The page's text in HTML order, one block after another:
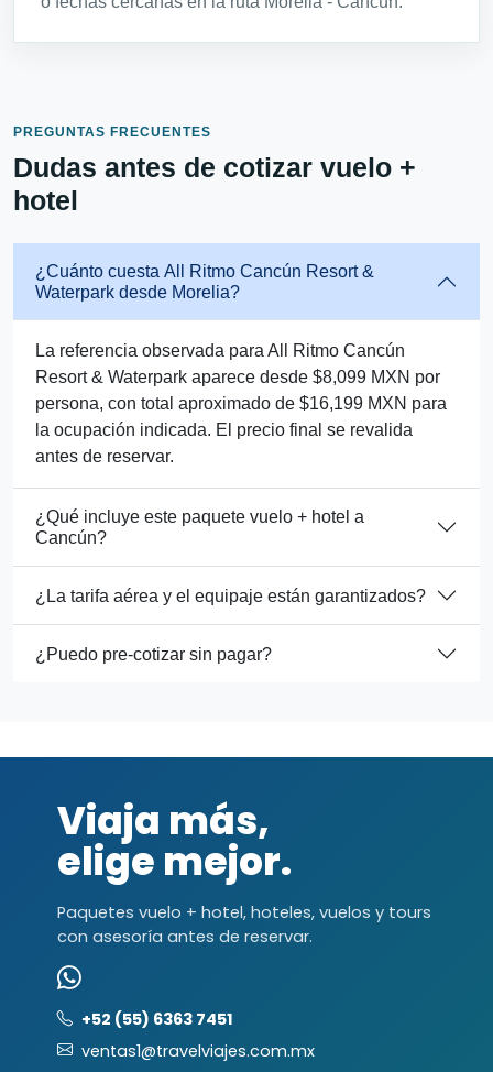
PREGUNTAS FRECUENTES
Dudas antes de cotizar vuelo +
hotel
¿Cuánto cuesta All Ritmo Cancún Resort &
Waterpark desde Morelia?
La referencia observada para All Ritmo Cancún
Resort & Waterpark aparece desde $8,099 MXN por
persona, con total aproximado de $16,199 MXN para
la ocupación indicada. El precio final se revalida
antes de reservar.
¿Qué incluye este paquete vuelo + hotel a
Cancún?
¿La tarifa aérea y el equipaje están garantizados?
¿Puedo pre-cotizar sin pagar?
Viaja más,
elige mejor.
Paquetes vuelo + hotel, hoteles, vuelos y tours
con asesoría antes de reservar.
+52 (55) 6363 7451
ventas1@travelviajes.com.mx